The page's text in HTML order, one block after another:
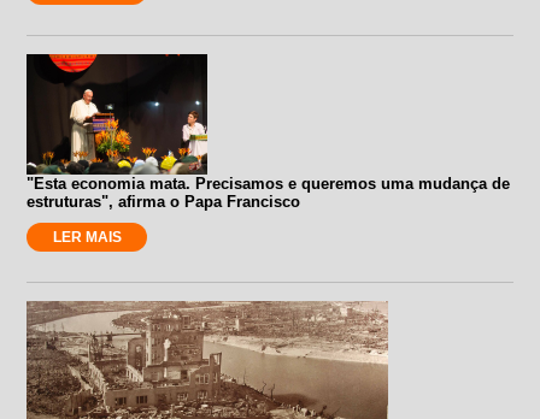
"Esta economia mata. Precisamos e queremos uma mudança de
estruturas", afirma o Papa Francisco
LER MAIS